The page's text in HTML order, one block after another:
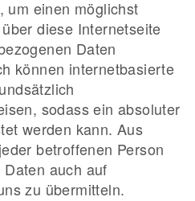
um einen möglichst
diese Internetseite
Daten
können internetbasierte
sodass ein absoluter
werden kann. Aus
betroffenen Person
auch auf
zu übermitteln.